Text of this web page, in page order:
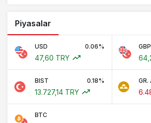
Piyasalar
USD 0.06%
47,60 TRY
GBP
BIST 0.18%
13.727,14 TRY
GR.
BTC